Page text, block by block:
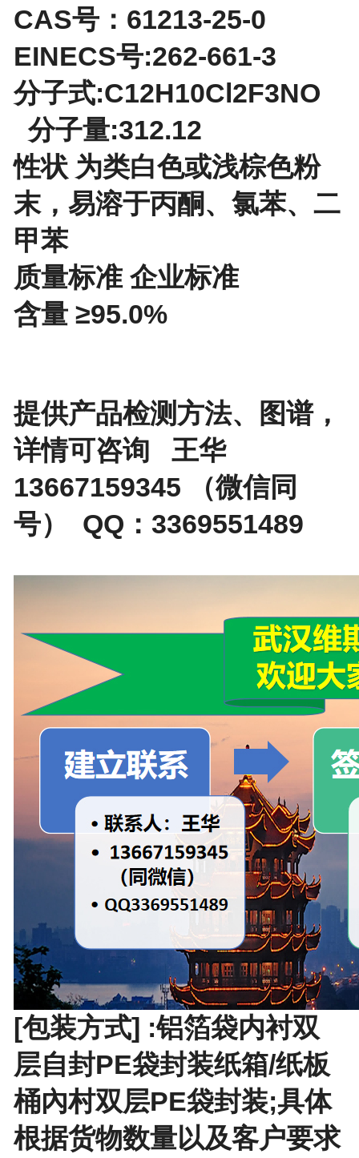
CAS号：61213-25-0
EINECS号:262-661-3
分子式:C12H10Cl2F3NO
分子量:312.12
性状 为类白色或浅棕色粉
末，易溶于丙酮、氯苯、二
甲苯
质量标准 企业标准
含量 ≥95.0%
提供产品检测方法、图谱，
详情可咨询 王华
13667159345 （微信同
号） QQ：3369551489
[包装方式] :铝箔袋内衬双
层自封PE袋封装纸箱/纸板
桶內村双层PE袋封装;具体
根据货物数量以及客户要求